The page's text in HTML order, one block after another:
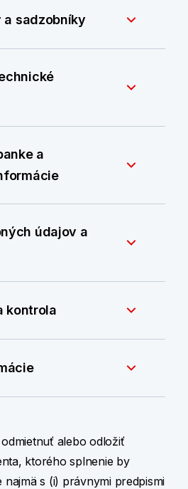
a sadzobníky
a
údajov a
kontrola
alebo odložiť
ktorého splnenie by
s (i) právnymi predpismi